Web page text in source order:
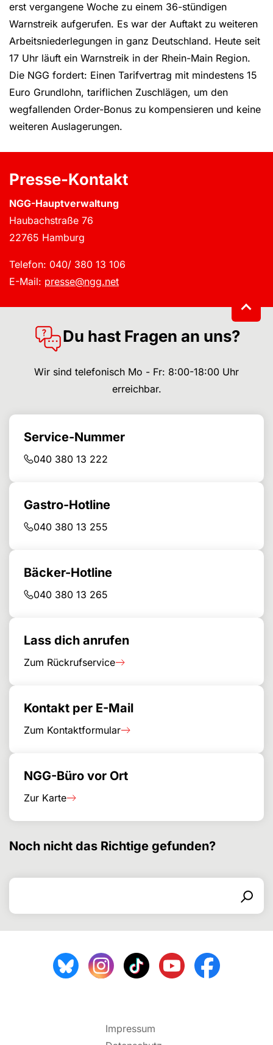
erst vergangene Woche zu einem 36-stündigen
Warnstreik aufgerufen. Es war der Auftakt zu weiteren
Arbeitsniederlegungen in ganz Deutschland. Heute seit
17 Uhr läuft ein Warnstreik in der Rhein-Main Region.
Die NGG fordert: Einen Tarifvertrag mit mindestens 15
Euro Grundlohn, tariflichen Zuschlägen, um den
wegfallenden Order-Bonus zu kompensieren und keine
weiteren Auslagerungen.
Presse-Kontakt
NGG-Hauptverwaltung
Haubachstraße 76
22765 Hamburg
Telefon: 040/ 380 13 106
E-Mail: presse@ngg.net
Du hast Fragen an uns?
Wir sind telefonisch Mo - Fr: 8:00-18:00 Uhr
erreichbar.
Service-Nummer
040 380 13 222
Gastro-Hotline
040 380 13 255
Bäcker-Hotline
040 380 13 265
Lass dich anrufen
Zum Rückrufservice
Kontakt per E-Mail
Zum Kontaktformular
NGG-Büro vor Ort
Zur Karte
Noch nicht das Richtige gefunden?
Search for
Search
Impressum